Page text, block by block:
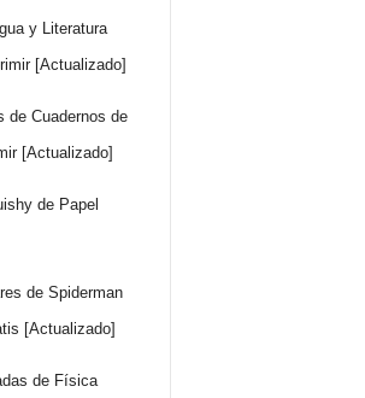
y Literatura
[Actualizado]
de Cuadernos de
[Actualizado]
de Papel
de Spiderman
[Actualizado]
de Física